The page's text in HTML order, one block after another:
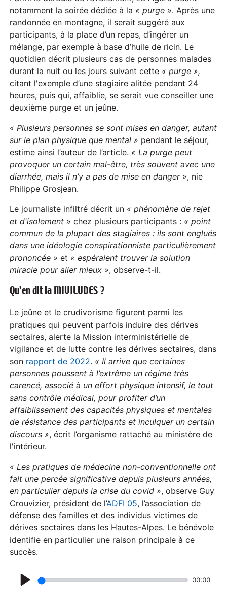
notamment la soirée dédiée à la « purge ». Après une
randonnée en montagne, il serait suggéré aux
participants, à la place d’un repas, d’ingérer un
mélange, par exemple à base d’huile de ricin. Le
quotidien décrit plusieurs cas de personnes malades
durant la nuit ou les jours suivant cette « purge »,
citant l'exemple d’une stagiaire alitée pendant 24
heures, puis qui, affaiblie, se serait vue conseiller une
deuxième purge et un jeûne.
« Plusieurs personnes se sont mises en danger, autant
sur le plan physique que mental » pendant le séjour,
estime ainsi l’auteur de l’article. « La purge peut
provoquer un certain mal-être, très souvent avec une
diarrhée, mais il n’y a pas de mise en danger », nie
Philippe Grosjean.
Le journaliste infiltré décrit un « phénomène de rejet
et d'isolement » chez plusieurs participants : « point
commun de la plupart des stagiaires : ils sont englués
dans une idéologie conspirationniste particulièrement
prononcée » et «espéraient trouver la solution
miracle pour aller mieux », observe-t-il.
Qu’en dit la MIVILUDES ?
Le jeûne et le crudivorisme figurent parmi les
pratiques qui peuvent parfois induire des dérives
sectaires, alerte la Mission interministérielle de
vigilance et de lutte contre les dérives sectaires, dans
son rapport de 2022. « Il arrive que certaines
personnes poussent à l’extrême un régime très
carencé, associé à un effort physique intensif, le tout
sans contrôle médical, pour profiter d’un
affaiblissement des capacités physiques et mentales
de résistance des participants et inculquer un certain
discours », écrit l’organisme rattaché au ministère de
l'intérieur.
« Les pratiques de médecine non-conventionnelle ont
fait une percée significative depuis plusieurs années,
en particulier depuis la crise du covid », observe Guy
Crouvizier, président de l’ADFI 05, l’association de
défense des familles et des individus victimes de
dérives sectaires dans les Hautes-Alpes. Le bénévole
identifie en particulier une raison principale à ce
succès.
00:00